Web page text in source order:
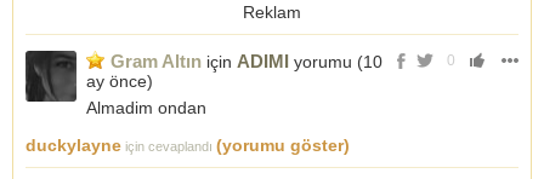
Reklam
0
Gram Altın için ADIMI yorumu (10
ay önce)
Almadim ondan
duckylayne için cevaplandı (yorumu göster)